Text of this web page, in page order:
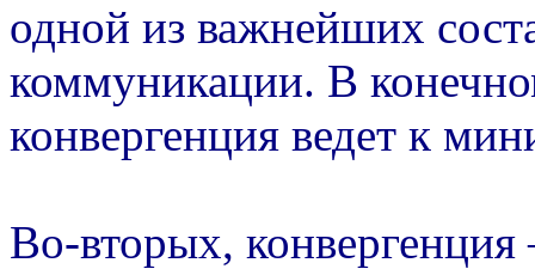
одной из важнейших
коммуникации. В
конвергенция ведет к
Во-вторых, конвергенция